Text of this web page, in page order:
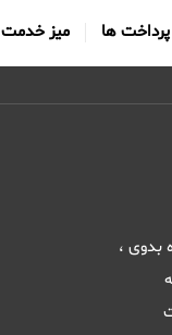
پرداخت ها میز خدمت
بدوی ،